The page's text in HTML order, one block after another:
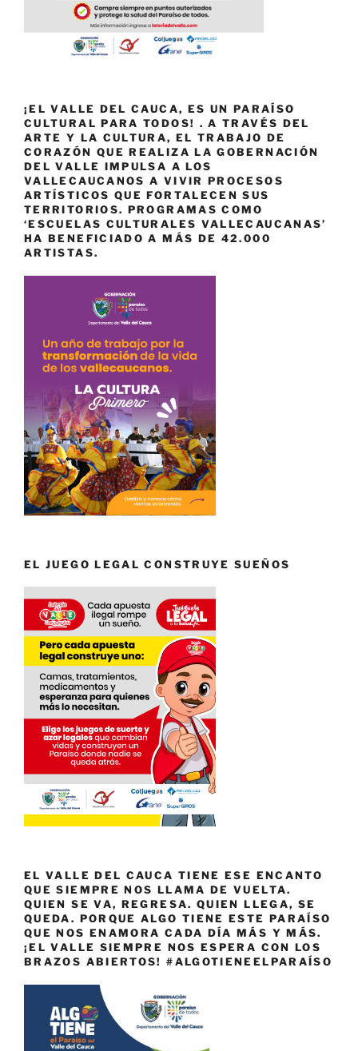
¡EL VALLE DEL CAUCA, ES UN PARAÍSO
CULTURAL PARA TODOS! . A TRAVÉS DEL
ARTE Y LA CULTURA, EL TRABAJO DE
CORAZÓN QUE REALIZA LA GOBERNACIÓN
DEL VALLE IMPULSA A LOS
VALLECAUCANOS A VIVIR PROCESOS
ARTÍSTICOS QUE FORTALECEN SUS
TERRITORIOS. PROGRAMAS COMO
‘ESCUELAS CULTURALES VALLECAUCANAS’
HA BENEFICIADO A MÁS DE 42.000
ARTISTAS.
EL JUEGO LEGAL CONSTRUYE SUEÑOS
EL VALLE DEL CAUCA TIENE ESE ENCANTO
QUE SIEMPRE NOS LLAMA DE VUELTA.
QUIEN SE VA, REGRESA. QUIEN LLEGA, SE
QUEDA. PORQUE ALGO TIENE ESTE PARAÍSO
QUE NOS ENAMORA CADA DÍA MÁS Y MÁS.
¡EL VALLE SIEMPRE NOS ESPERA CON LOS
BRAZOS ABIERTOS! #ALGOTIENEELPARAÍSO